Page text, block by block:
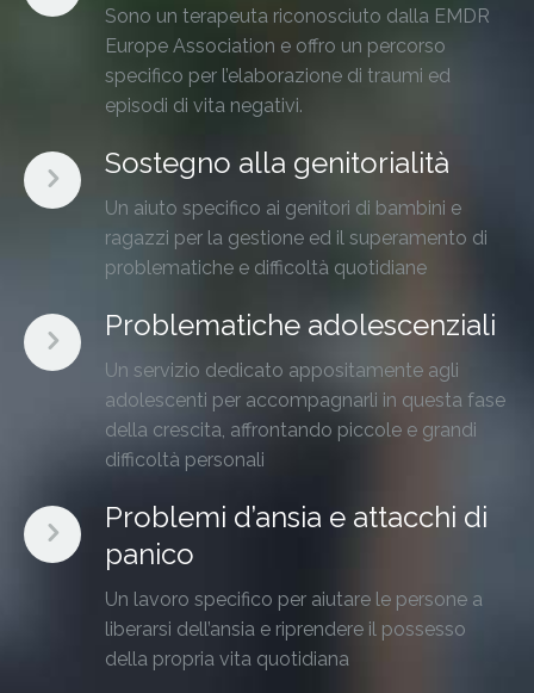
Sono un terapeuta riconosciuto dalla EMDR
Europe Association e offro un percorso
specifico per l’elaborazione di traumi ed
episodi di vita negativi.
Sostegno alla genitorialità
Un aiuto specifico ai genitori di bambini e
ragazzi per la gestione ed il superamento di
problematiche e difficoltà quotidiane
Problematiche adolescenziali
Un servizio dedicato appositamente agli
adolescenti per accompagnarli in questa fase
della crescita, affrontando piccole e grandi
difficoltà personali
Problemi d’ansia e attacchi di
panico
Un lavoro specifico per aiutare le persone a
liberarsi dell’ansia e riprendere il possesso
della propria vita quotidiana